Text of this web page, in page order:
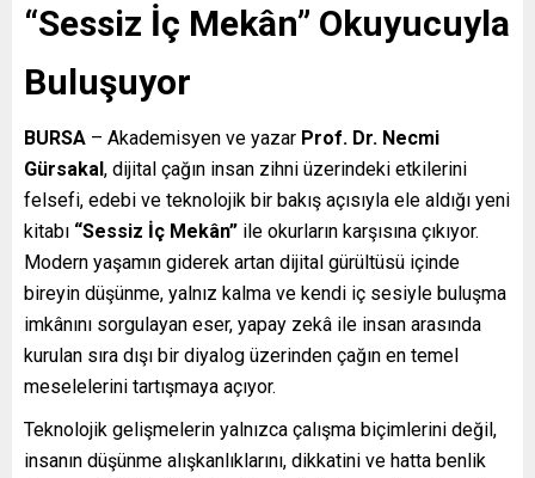
“Sessiz İç Mekân” Okuyucuyla
Buluşuyor
BURSA – Akademisyen ve yazar Prof. Dr. Necmi
Gürsakal, dijital çağın insan zihni üzerindeki etkilerini
felsefi, edebi ve teknolojik bir bakış açısıyla ele aldığı yeni
kitabı “Sessiz İç Mekân” ile okurların karşısına çıkıyor.
Modern yaşamın giderek artan dijital gürültüsü içinde
bireyin düşünme, yalnız kalma ve kendi iç sesiyle buluşma
imkânını sorgulayan eser, yapay zekâ ile insan arasında
kurulan sıra dışı bir diyalog üzerinden çağın en temel
meselelerini tartışmaya açıyor.
Teknolojik gelişmelerin yalnızca çalışma biçimlerini değil,
insanın düşünme alışkanlıklarını, dikkatini ve hatta benlik